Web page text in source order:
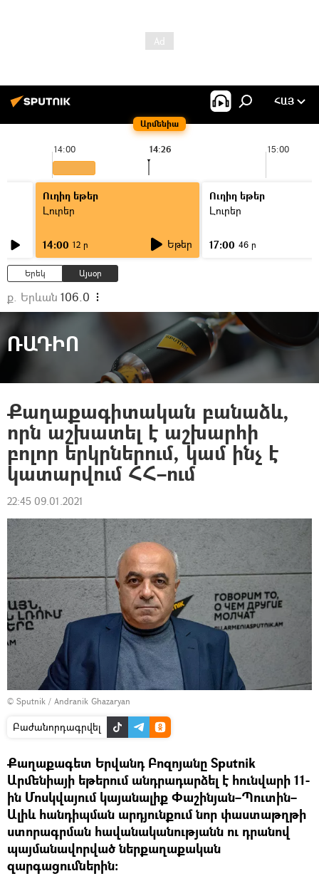
Արմենիա
ՀԱՅ
14:00 15:00
14:26
Ուղիղ եթեր
Լուրեր
14:00 12 ր Եթեր
Ուղիղ եթեր
Լուրեր
17:00 46 ր
Երեկ Այսօր
ք. Երևան 106.0
ՌԱԴԻՈ
Քաղաքագիտական բանաձև,
որն աշխատել է աշխարհի
բոլոր երկրներում, կամ ինչ է
կատարվում ՀՀ–ում
22:45 09.01.2021
© Sputnik / Andranik Ghazaryan
Բաժանորդագրվել
Քաղաքագետ Երվանդ Բոզոյանը Sputnik
Արմենիայի եթերում անդրադարձել է հունվարի 11-
ին Մոսկվայում կայանալիք Փաշինյան–Պուտին–
Ալիև հանդիպման արդյունքում նոր փաստաթղթի
ստորագրման հավանականությանն ու դրանով
պայմանավորված ներքաղաքական
զարգացումներին։